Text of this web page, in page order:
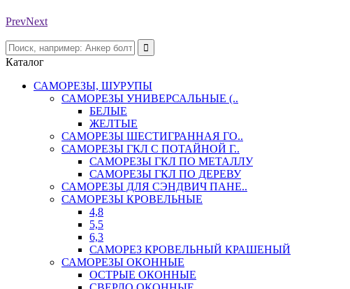
PrevNext
Каталог
САМОРЕЗЫ, ШУРУПЫ
САМОРЕЗЫ УНИВЕРСАЛЬНЫЕ (..
БЕЛЫЕ
ЖЕЛТЫЕ
САМОРЕЗЫ ШЕСТИГРАННАЯ ГО..
САМОРЕЗЫ ГКЛ С ПОТАЙНОЙ Г..
САМОРЕЗЫ ГКЛ ПО МЕТАЛЛУ
САМОРЕЗЫ ГКЛ ПО ДЕРЕВУ
САМОРЕЗЫ ДЛЯ СЭНДВИЧ ПАНЕ..
САМОРЕЗЫ КРОВЕЛЬНЫЕ
4,8
5,5
6,3
САМОРЕЗ КРОВЕЛЬНЫЙ КРАШЕНЫЙ
САМОРЕЗЫ ОКОННЫЕ
ОСТРЫЕ ОКОННЫЕ